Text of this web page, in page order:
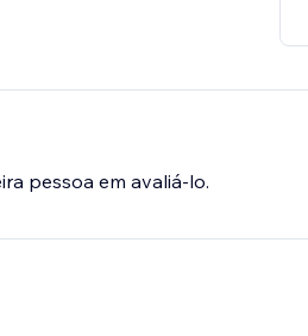
pessoa em avaliá-lo.